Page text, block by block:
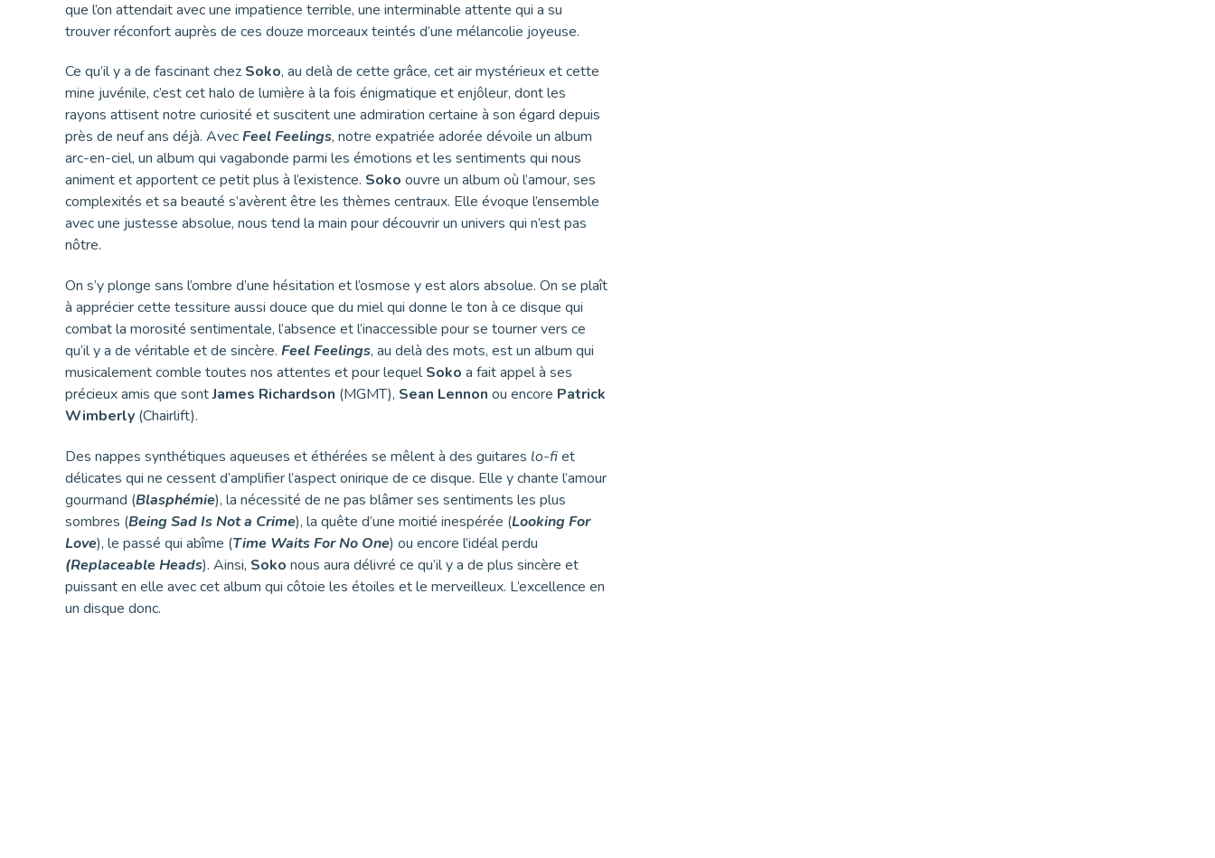
que l’on attendait avec une impatience terrible, une interminable attente qui a su
trouver réconfort auprès de ces douze morceaux teintés d’une mélancolie joyeuse.
Ce qu’il y a de fascinant chez Soko, au delà de cette grâce, cet air mystérieux et cette
mine juvénile, c’est cet halo de lumière à la fois énigmatique et enjôleur, dont les
rayons attisent notre curiosité et suscitent une admiration certaine à son égard depuis
près de neuf ans déjà. AvecFeel Feelings, notre expatriée adorée dévoile un album
arc-en-ciel, un album qui vagabonde parmi les émotions et les sentiments qui nous
animent et apportent ce petit plus à l’existence. Soko ouvre un album où l’amour, ses
complexités et sa beauté s’avèrent être les thèmes centraux. Elle évoque l’ensemble
avec une justesse absolue, nous tend la main pour découvrir un univers qui n’est pas
nôtre.
On s’y plonge sans l’ombre d’une hésitation et l’osmose y est alors absolue. On se plaît
à apprécier cette tessiture aussi douce que du miel qui donne le ton à ce disque qui
combat la morosité sentimentale, l’absence et l’inaccessible pour se tourner vers ce
qu’il y a de véritable et de sincère. Feel Feelings, au delà des mots, est un album qui
musicalement comble toutes nos attentes et pour lequelSoko a fait appel à ses
précieux amis que sontJames Richardson (MGMT), Sean Lennon ou encore Patrick
Wimberly (Chairlift).
Des nappes synthétiques aqueuses et éthérées se mêlent à des guitares lo-fiet
délicates qui ne cessent d’amplifier l’aspect onirique de ce disque. Elle y chante l’amour
gourmand (Blasphémie), la nécessité de ne pas blâmer ses sentiments les plus
sombres (Being Sad Is Not a Crime), la quête d’une moitié inespérée (Looking For
Love), le passé qui abîme (Time Waits For No One) ou encore l’idéal perdu
(Replaceable Heads). Ainsi, Soko nous aura délivré ce qu’il y a de plus sincère et
puissant en elle avec cet album qui côtoie les étoiles et le merveilleux. L’excellence en
un disque donc.